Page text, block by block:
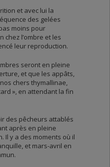
et avec lui la
des gelées
moins pour
chez l’ombre et les
leur reproduction.
seront en pleine
et que les appâts,
chers thymallinae,
», en attendant la fin
des pêcheurs attablés
après en pleine
Il y a des moments où il
et mars-avril en